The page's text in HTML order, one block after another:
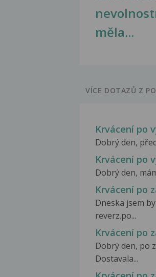
měla...
VÍCE DOTAZŮ Z
Krvácení po
Dobrý den,
Krvácení po
Dobrý den,
Krvácení po
Dneska jsem
reverz.po...
Krvácení po
Dobrý den, po
Dostavala...